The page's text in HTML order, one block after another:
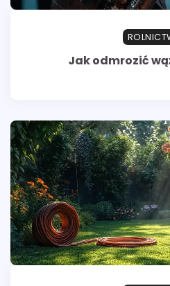
Jak odmrozić